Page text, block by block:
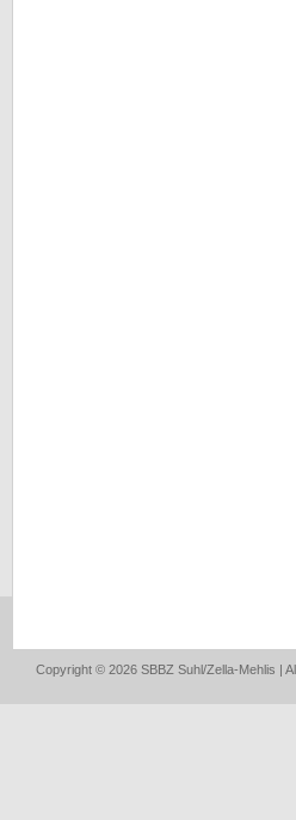
Copyright © 2026 SBBZ Suhl/Zella-Mehlis |